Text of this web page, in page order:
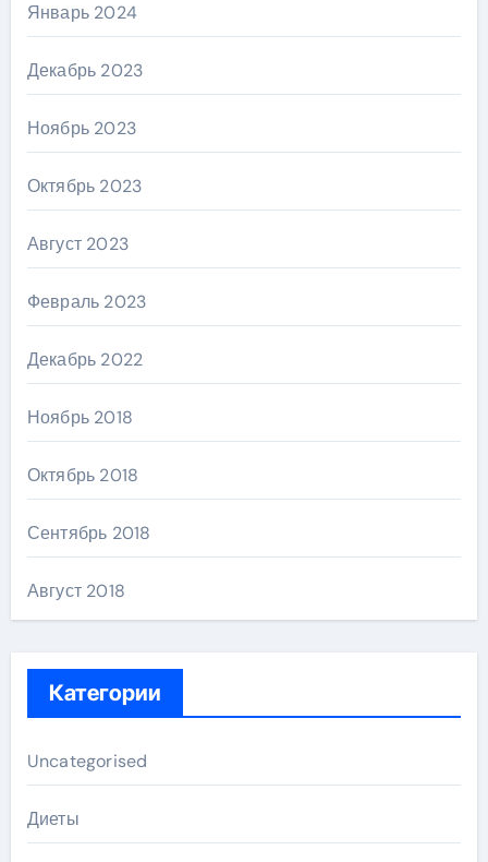
Январь 2024
Декабрь 2023
Ноябрь 2023
Октябрь 2023
Август 2023
Февраль 2023
Декабрь 2022
Ноябрь 2018
Октябрь 2018
Сентябрь 2018
Август 2018
Категории
Uncategorised
Диеты